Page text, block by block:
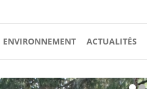
ENVIRONNEMENT ACTUALITÉS